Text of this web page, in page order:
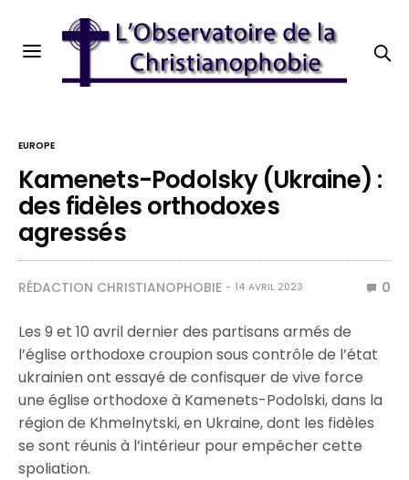
EUROPE
Kamenets-Podolsky (Ukraine) :
des fidèles orthodoxes
agressés
RÉDACTION CHRISTIANOPHOBIE 14 AVRIL 2023 0
Les 9 et 10 avril dernier des partisans armés de
l’église orthodoxe croupion sous contrôle de l’état
ukrainien ont essayé de confisquer de vive force
une église orthodoxe à Kamenets-Podolski, dans la
région de Khmelnytski, en Ukraine, dont les fidèles
se sont réunis à l’intérieur pour empêcher cette
spoliation.